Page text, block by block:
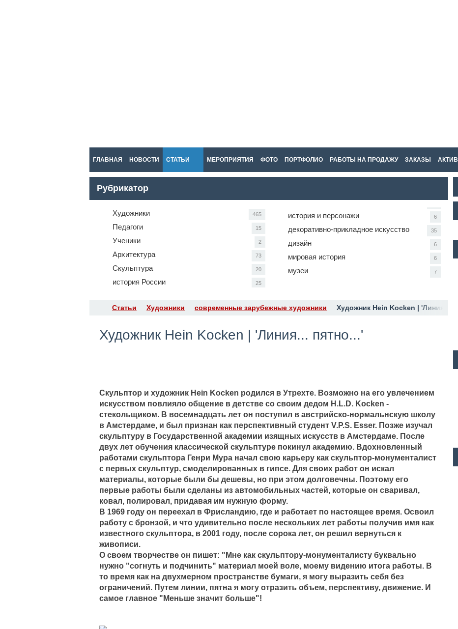
ГЛАВНАЯ НОВОСТИ СТАТЬИ МЕРОПРИЯТИЯ ФОТО ПОРТФОЛИО РАБОТЫ НА ПРОДАЖУ ЗАКАЗЫ
Рубрикатор
465
Художники
15
Педагоги
2
Ученики
73
Архитектура
20
Скульптура
25
история России
6
история и персонажи
35
декоративно-прикладное искусство
6
дизайн
6
мировая история
7
музеи
Статьи Художники современные зарубежные художники ​Художник Hein Kocken | 'Линия...
​Художник Hein Kocken | 'Линия... пятно...'
Скульптор и художник Hein Kocken родился в Утрехте. Возможно на его увлечением
искусством повлияло общение в детстве со своим дедом H.L.D. Kocken -
стекольщиком. В восемнадцать лет он поступил в австрийско-нормальнскую школу
в Амстердаме, и был признан как перспективный студент V.P.S. Esser. Позже изучал
скульптуру в Государственной академии изящных искусств в Амстердаме. После
двух лет обучения классической скульптуре покинул академию. Вдохновленный
работами скульптора Генри Мура начал свою карьеру как скульптор-монументалист
с первых скульптур, смоделированных в гипсе. Для своих работ он искал
материалы, которые были бы дешевы, но при этом долговечны. Поэтому его
первые работы были сделаны из автомобильных частей, которые он сваривал,
ковал, полировал, придавая им нужную форму.
В 1969 году он переехал в Фрисландию, где и работает по настоящее время. Освоил
работу с бронзой, и что удивительно после нескольких лет работы получив имя как
известного скульптора, в 2001 году, после сорока лет, он решил вернуться к
живописи.
О своем творчестве он пишет: "Мне как скульптору-монументалисту буквально
нужно "согнуть и подчинить" материал моей воле, моему видению итога работы. В
то время как на двухмерном пространстве бумаги, я могу выразить себя без
ограничений. Путем линии, пятна я могу отразить объем, перспективу, движение. И
самое главное "Меньше значит больше"!